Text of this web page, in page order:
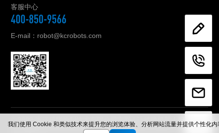
我们使用 Cookie 和类似技术来提升您的浏览体验、分析网站流量并提供个性化
客服中心
400-850-9566
E-mail：robot@kcrobots.com
© 2023 浙江科聪控制技术有限公司官网 | 让移动机器人服务人类
浙公网安备 33052302000842号浙ICP备20017983号-1